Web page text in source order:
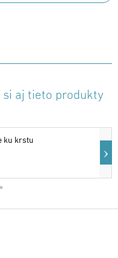
aj tieto produkty
ku krstu